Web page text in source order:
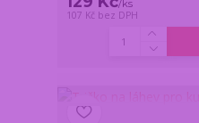
/ks
107 Kč bez DPH